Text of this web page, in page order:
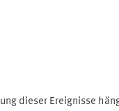
dieser Ereignisse